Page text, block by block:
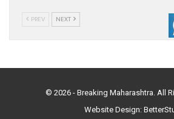
PREV NEXT
© 2026 - Breaking Maharashtra. All
Website Design: